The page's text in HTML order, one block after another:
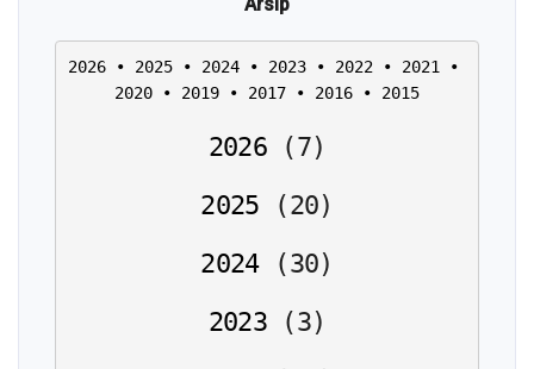
2026 • 2025 • 2024 • 2023 • 2022 • 2021
2020 • 2019 • 2017 • 2016 • 2015
2026 (7)
2025
(20)
2024
(30)
2023
(3)